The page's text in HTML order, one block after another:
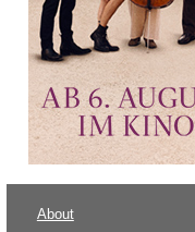
About